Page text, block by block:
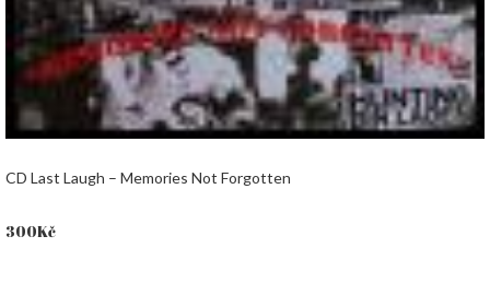
CD Last Laugh – Memories Not Forgotten
300Kč